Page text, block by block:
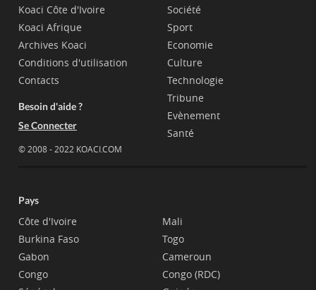
Koaci Côte d'Ivoire
Koaci Afrique
Archives Koaci
Conditions d'utilisation
Contacts
Besoin d'aide ?
Se Connecter
© 2008 - 2022 KOACI.COM
Société
Sport
Economie
Culture
Technologie
Tribune
Evènement
Santé
Pays
Côte d'Ivoire
Burkina Faso
Gabon
Congo
Mali
Togo
Cameroun
Congo (RDC)